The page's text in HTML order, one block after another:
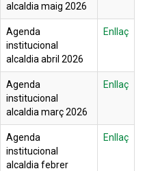
alcaldia maig 2026
Agenda
institucional
alcaldia abril 2026
Enllaç
Agenda
institucional
alcaldia març 2026
Enllaç
Agenda
institucional
alcaldia febrer
Enllaç